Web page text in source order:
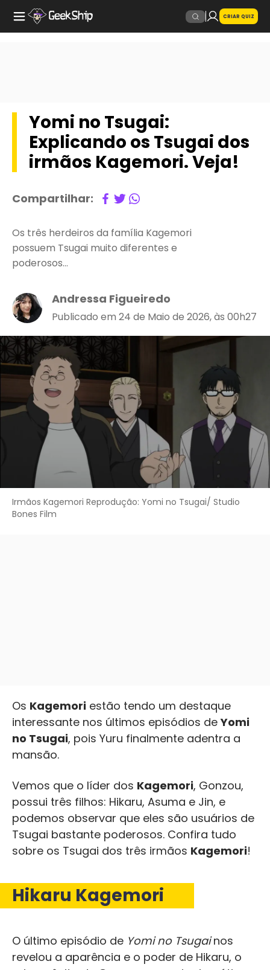
CRIAR QUIZ
Yomi no Tsugai:
Explicando os Tsugai dos
irmãos Kagemori. Veja!
Compartilhar:
Os três herdeiros da família Kagemori
possuem Tsugai muito diferentes e
poderosos…
Andressa Figueiredo
Publicado em 24 de Maio de 2026, às 00h27
Irmãos Kagemori Reprodução: Yomi no Tsugai/ Studio
Bones Film
Os Kagemori estão tendo um destaque
interessante nos últimos episódios deYomi
no Tsugai, pois Yuru finalmente adentra a
mansão.
Vemos que o líder dos Kagemori, Gonzou,
possui três filhos: Hikaru, Asuma e Jin, e
podemos observar que eles são usuários de
Tsugai bastante poderosos. Confira tudo
sobre os Tsugai dos três irmãos Kagemori!
Hikaru Kagemori
O último episódio de Yomi no Tsugainos
revelou a aparência e o poder de Hikaru, o